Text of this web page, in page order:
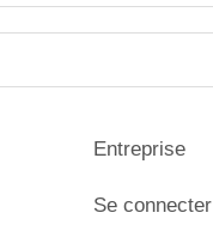
Entreprise
Se connecter